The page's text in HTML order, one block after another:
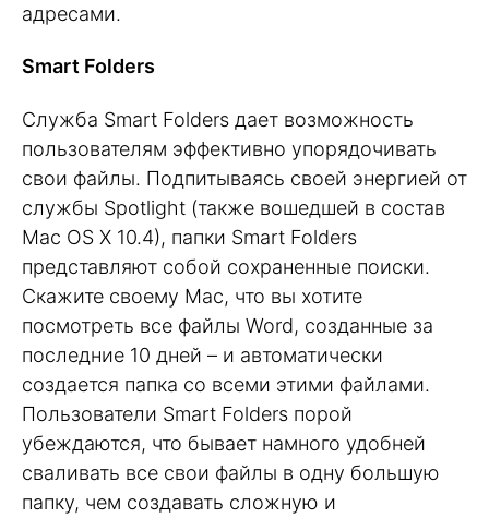
адресами.
Smart Folders
Служба Smart Folders дает возможность
пользователям эффективно упорядочивать
свои файлы. Подпитываясь своей энергией от
службы Spotlight (также вошедшей в состав
Mac OS X 10.4), папки Smart Folders
представляют собой сохраненные поиски.
Скажите своему Mac, что вы хотите
посмотреть все файлы Word, созданные за
последние 10 дней – и автоматически
создается папка со всеми этими файлами.
Пользователи Smart Folders порой
убеждаются, что бывает намного удобней
сваливать все свои файлы в одну большую
папку, чем создавать сложную и